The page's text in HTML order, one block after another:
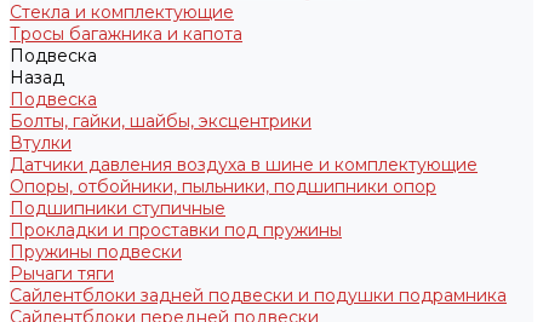
Стекла и комплектующие
Тросы багажника и капота
Подвеска
Назад
Подвеска
Болты, гайки, шайбы, эксцентрики
Втулки
Датчики давления воздуха в шине и комплектующие
Опоры, отбойники, пыльники, подшипники опор
Подшипники ступичные
Прокладки и проставки под пружины
Пружины подвески
Рычаги тяги
Сайлентблоки задней подвески и подушки подрамника
Сайлентблоки передней подвески